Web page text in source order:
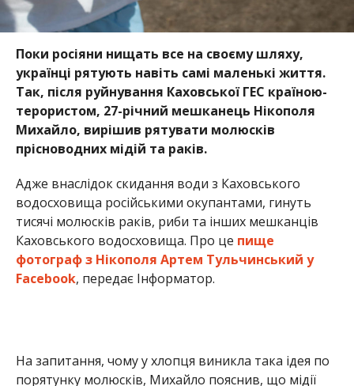
Поки росіяни нищать все на своєму шляху,
українці рятують навіть самі маленькі життя.
Так, після руйнування Каховської ГЕС країною-
терористом, 27-річний мешканець Нікополя
Михайло, вирішив рятувати молюсків
прісноводних мідій та раків.
Адже внаслідок скидання води з Каховського
водосховища російськими окупантами, гинуть
тисячі молюсків раків, риби та інших мешканців
Каховського водосховища. Про це пище
фотограф з Нікополя Артем Тульчинський у
Facebook, передає Інформатор.
На запитання, чому у хлопця виникла така ідея по
порятунку молюсків, Михайло пояснив, що мідії